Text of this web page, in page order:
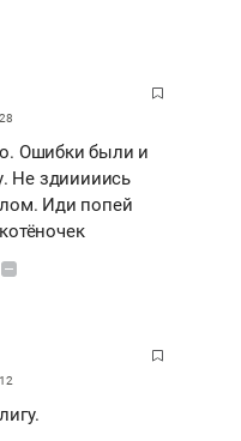
Ошибки были и
Не здииииись
Иди попей